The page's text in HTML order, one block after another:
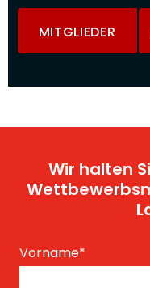
MITGLIEDER
Wir halten
Vorname*